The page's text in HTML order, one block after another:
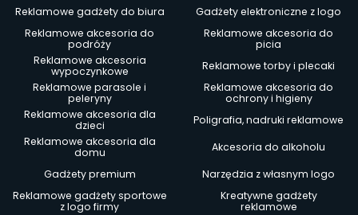
Reklamowe gadżety do biura
Gadżety elektroniczne z logo
Reklamowe akcesoria do
podróży
Reklamowe akcesoria do
picia
Reklamowe akcesoria
wypoczynkowe
Reklamowe torby i plecaki
Reklamowe parasole i
peleryny
Reklamowe akcesoria do
ochrony i higieny
Reklamowe akcesoria dla
dzieci
Poligrafia, nadruki reklamowe
Reklamowe akcesoria dla
domu
Akcesoria do alkoholu
Gadżety premium
Narzędzia z własnym logo
Reklamowe gadżety sportowe
z logo firmy
Kreatywne gadżety
reklamowe